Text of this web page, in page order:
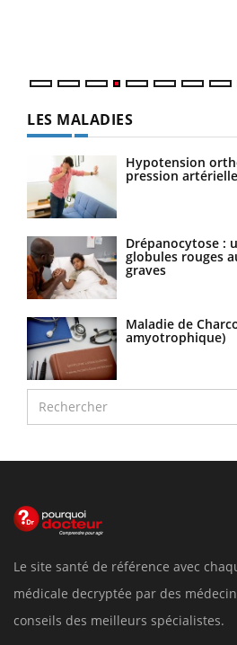
LES MALADIES
Hypotension
pression
Drépanocytose :
globules rouges
graves
Maladie de
amyotrophique)
Le site santé de référence avec
médicale decryptée par des
conseils des meilleurs spécialistes.